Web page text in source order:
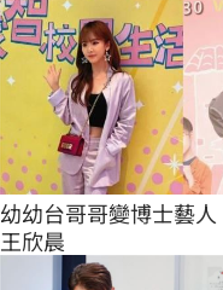
幼幼台哥哥變博士藝
王欣晨